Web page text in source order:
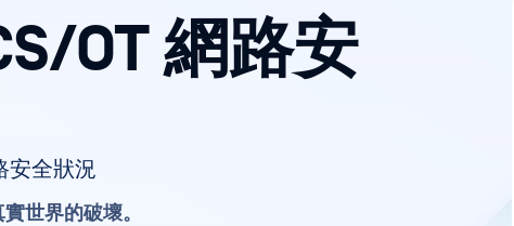
OT 網路安
安全狀況
世界的破壞。